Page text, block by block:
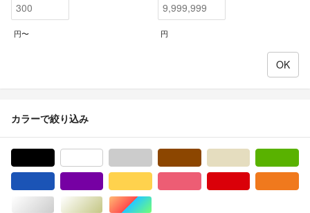
円〜 円
カラーで絞り込み
シルバー/銀色系ゴールド/金色系マルチカラー